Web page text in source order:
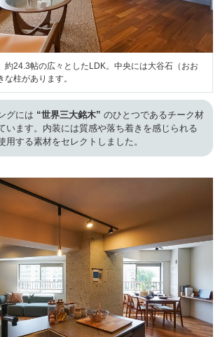
約24.3帖の広々としたLDK。中央には大谷石（おお
柱があります。
グには “世界三大銘木” のひとつであるチーク材
います。内装には質感や落ち着きを感じられる
用する素材をセレクトしました。